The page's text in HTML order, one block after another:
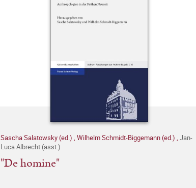
Sascha Salatowsky (ed.) , Wilhelm Schmidt-Biggemann (ed.) , Jan-
Luca Albrecht (asst.)
"De homine"